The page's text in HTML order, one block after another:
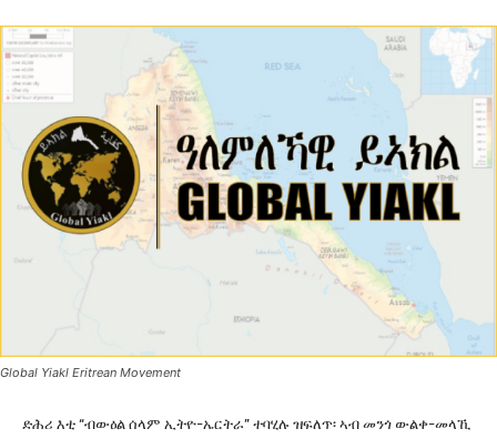
Global Yiakl Eritrean Movement
ድሕሪ እቲ “ብውዕል ሰላም ኢትዮ-ኤርትራ” ተባሂሉ ዝፍለጥ፡ ኣብ መንጎ ውልቀ-መላኺ